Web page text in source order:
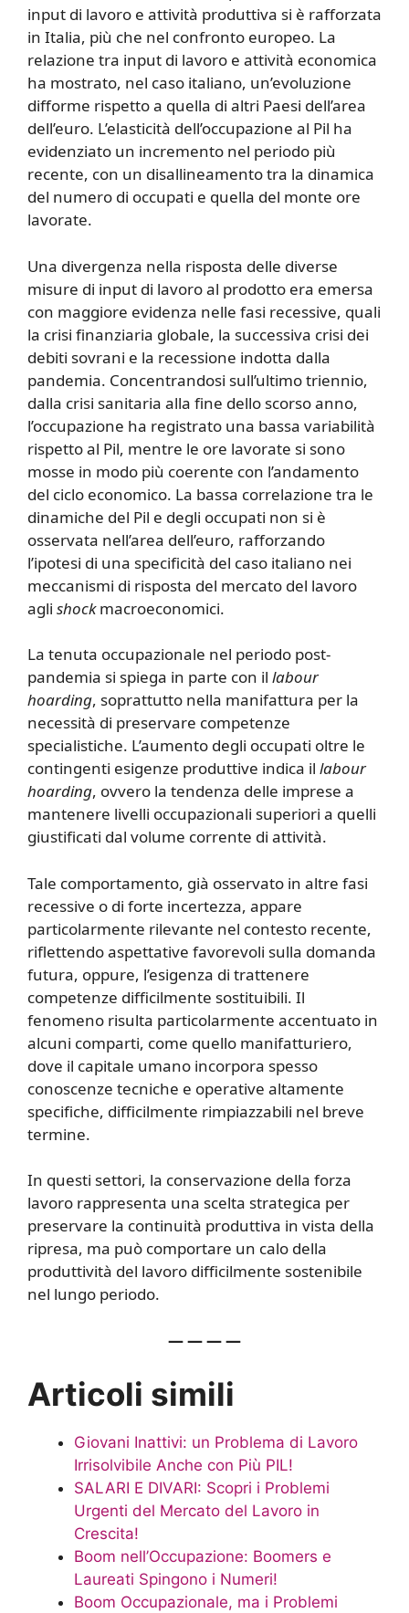
input di lavoro e attività produttiva si è rafforzata
in Italia, più che nel confronto europeo. La
relazione tra input di lavoro e attività economica
ha mostrato, nel caso italiano, un’evoluzione
difforme rispetto a quella di altri Paesi dell’area
dell’euro. L’elasticità dell’occupazione al Pil ha
evidenziato un incremento nel periodo più
recente, con un disallineamento tra la dinamica
del numero di occupati e quella del monte ore
lavorate.
Una divergenza nella risposta delle diverse
misure di input di lavoro al prodotto era emersa
con maggiore evidenza nelle fasi recessive, quali
la crisi finanziaria globale, la successiva crisi dei
debiti sovrani e la recessione indotta dalla
pandemia. Concentrandosi sull’ultimo triennio,
dalla crisi sanitaria alla fine dello scorso anno,
l’occupazione ha registrato una bassa variabilità
rispetto al Pil, mentre le ore lavorate si sono
mosse in modo più coerente con l’andamento
del ciclo economico. La bassa correlazione tra le
dinamiche del Pil e degli occupati non si è
osservata nell’area dell’euro, rafforzando
l’ipotesi di una specificità del caso italiano nei
meccanismi di risposta del mercato del lavoro
agli shockmacroeconomici.
La tenuta occupazionale nel periodo post-
pandemia si spiega in parte con il labour
hoarding, soprattutto nella manifattura per la
necessità di preservare competenze
specialistiche. L’aumento degli occupati oltre le
contingenti esigenze produttive indica il labour
hoarding, ovvero la tendenza delle imprese a
mantenere livelli occupazionali superiori a quelli
giustificati dal volume corrente di attività.
Tale comportamento, già osservato in altre fasi
recessive o di forte incertezza, appare
particolarmente rilevante nel contesto recente,
riflettendo aspettative favorevoli sulla domanda
futura, oppure, l’esigenza di trattenere
competenze difficilmente sostituibili. Il
fenomeno risulta particolarmente accentuato in
alcuni comparti, come quello manifatturiero,
dove il capitale umano incorpora spesso
conoscenze tecniche e operative altamente
specifiche, difficilmente rimpiazzabili nel breve
termine.
In questi settori, la conservazione della forza
lavoro rappresenta una scelta strategica per
preservare la continuità produttiva in vista della
ripresa, ma può comportare un calo della
produttività del lavoro difficilmente sostenibile
nel lungo periodo.
— — — —
Articoli simili
Giovani Inattivi: un Problema di Lavoro
Irrisolvibile Anche con Più PIL!
SALARI E DIVARI: Scopri i Problemi
Urgenti del Mercato del Lavoro in
Crescita!
Boom nell’Occupazione: Boomers e
Laureati Spingono i Numeri!
Boom Occupazionale, ma i Problemi